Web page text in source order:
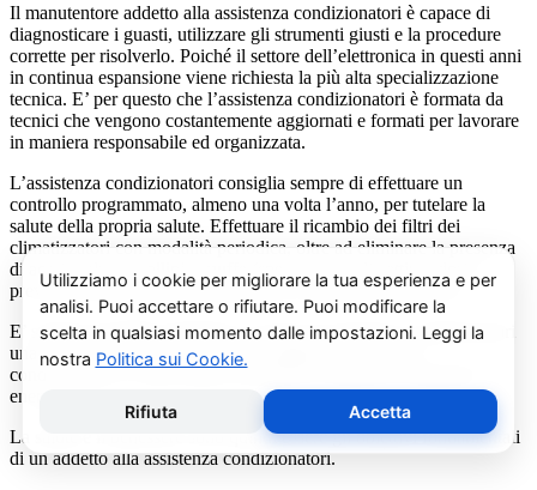
Il manutentore addetto alla assistenza condizionatori è capace di
diagnosticare i guasti, utilizzare gli strumenti giusti e la procedure
corrette per risolverlo. Poiché il settore dell’elettronica in questi anni
in continua espansione viene richiesta la più alta specializzazione
tecnica. E’ per questo che l’assistenza condizionatori è formata da
tecnici che vengono costantemente aggiornati e formati per lavorare
in maniera responsabile ed organizzata.
L’assistenza condizionatori consiglia sempre di effettuare un
controllo programmato, almeno una volta l’anno, per tutelare la
salute della propria salute. Effettuare il ricambio dei filtri dei
climatizzatori con modalità periodica, oltre ad eliminare la presenza
di acari, polveri, pollini e muffe (spesso causa di cattivi odori),
previene il prolificarsi del batterio del virus della Legionella.
E’ sempre possibile richiedere al centro di assistenza condizionatori
una consulenza gratuita per un montaggio di un nuovo
condizionatore o sulle ultime normative in materia di risparmio
energetico.
La salute e il benessere sono quindi essere gli obiettivi fondamentali
di un addetto alla assistenza condizionatori.